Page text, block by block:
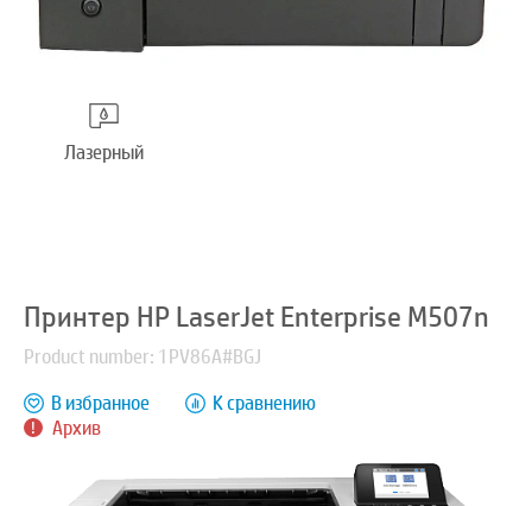
Лазерный
Принтер HP LaserJet Enterprise M507n
Product number: 1PV86A#BGJ
Архив
В избранное К сравнению